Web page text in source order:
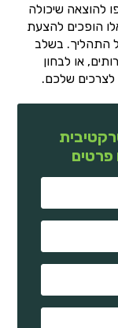
להוצאה שיכולה
הופכים להצעת
התהליך. בשלב
או לבחון
לצרכים שלכם.
פרטים